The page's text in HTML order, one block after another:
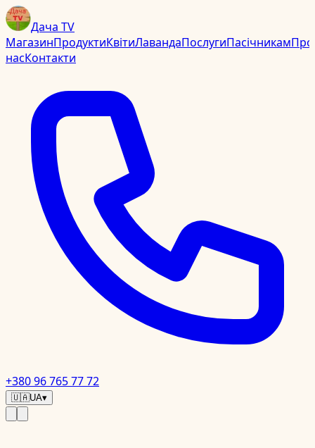
Дача TV
МагазинПродуктиКвітиЛавандаПослугиПасічникамПро
насКонтакти
+380 96 765 77 72
🇺🇦UA▾